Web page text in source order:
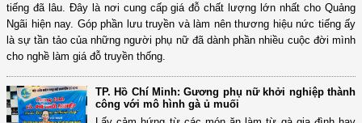
tiếng đã lâu. Đây là nơi cung cấp giá đỗ chất lượng lớn nhất cho Quảng
Ngãi hiện nay. Góp phần lưu truyền và làm nên thương hiệu nức tiếng ấy
là sự tần tảo của những người phụ nữ đã dành phần nhiều cuộc đời mình
cho nghề làm giá đỗ truyền thống.
TP. Hồ Chí Minh: Gương phụ nữ khởi nghiệp thành
công với mô hình gà ủ muối